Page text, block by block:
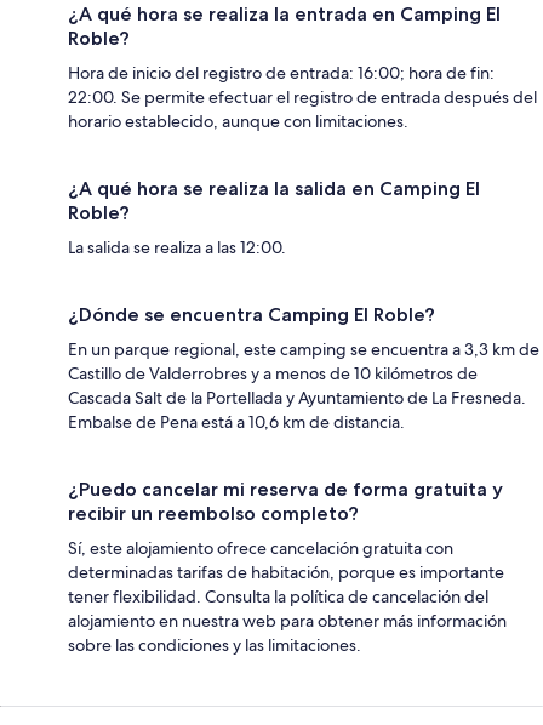
¿A qué hora se realiza la entrada en Camping El
Roble?
Hora de inicio del registro de entrada: 16:00; hora de fin:
22:00. Se permite efectuar el registro de entrada después del
horario establecido, aunque con limitaciones.
¿A qué hora se realiza la salida en Camping El
Roble?
La salida se realiza a las 12:00.
¿Dónde se encuentra Camping El Roble?
En un parque regional, este camping se encuentra a 3,3 km de
Castillo de Valderrobres y a menos de 10 kilómetros de
Cascada Salt de la Portellada y Ayuntamiento de La Fresneda.
Embalse de Pena está a 10,6 km de distancia.
¿Puedo cancelar mi reserva de forma gratuita y
recibir un reembolso completo?
Sí, este alojamiento ofrece cancelación gratuita con
determinadas tarifas de habitación, porque es importante
tener flexibilidad. Consulta la política de cancelación del
alojamiento en nuestra web para obtener más información
sobre las condiciones y las limitaciones.